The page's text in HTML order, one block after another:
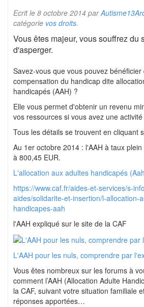
Ecrit le 8 octobre 2014 par
catégorie vos droits.
Vous êtes majeur, vous souffrez du
d'asperger.
Savez-vous que vous pouvez
compensation du handicap dite
handicapés (AAH) ?
Elle vous permet d'obtenir un revenu
vos ressources si vous avez une
Tous les détails se trouvent en cliquant
Au 1er octobre 2014 : l'AAH à taux
à 800,45 EUR.
L'allocation aux adultes handicapés
https://www.caf.fr/aides-et-services/s-
aides/solidarite-et-insertion/l-allocation-
handicapes-aah
l'AAH expliqué sur le site de la CAF
L'AAH pour les nuls, comprendre par
Vous êtes nombreux sur les forums à
comment l’AAH (Allocation Adulte
la CAF, suivant votre situation familiale
réponses apportées…